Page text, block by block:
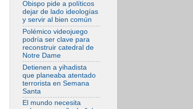
del otro
06.08.2026
Fray Marco Vianelli:
Aprender el
Evangelio de la Paz
en la Escuela de
San Francisco
06.08.2026
La visita del Papa
León XIV a Asís en
Obispo pide a políticos
dejar de lado ideologías
y servir al bien común
Polémico videojuego
podría ser clave para
reconstruir catedral de
Notre Dame
Detienen a yihadista
que planeaba atentado
terrorista en Semana
Santa
El mundo necesita